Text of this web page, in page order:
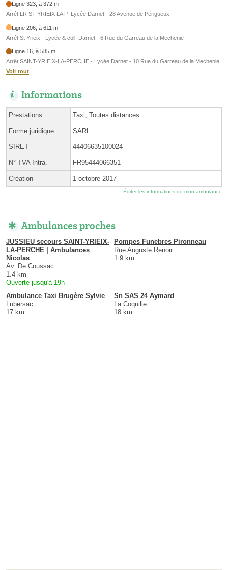
Ligne 323, à 372 m
Arrêt LR ST YRIEIX LA P.-Lycée Darnet - 28 Avenue de Périgueux
Ligne 206, à 611 m
Arrêt St Yrieix - Lycée & coll. Darnet - 6 Rue du Garreau de la Mechenie
Ligne 16, à 585 m
Arrêt SAINT-YRIEIX-LA-PERCHE - Lycée Darnet - 10 Rue du Garreau de la Mechenie
Voir tout
Informations
Prestations Taxi, Toutes distances
Forme juridique SARL
SIRET 44406635100024
N° TVA Intra. FR95444066351
Création 1 octobre 2017
Éditer les informations de mon ambulance
Ambulances proches
JUSSIEU secours SAINT-YRIEIX-
LA-PERCHE | Ambulances
Nicolas
Av. De Coussac
1.4 km
Ouverte jusqu'à 19h
Pompes Funebres Pironneau
Rue Auguste Renoir
1.9 km
Ambulance Taxi Brugère Sylvie
Lubersac
17 km
Sn SAS 24 Aymard
La Coquille
18 km